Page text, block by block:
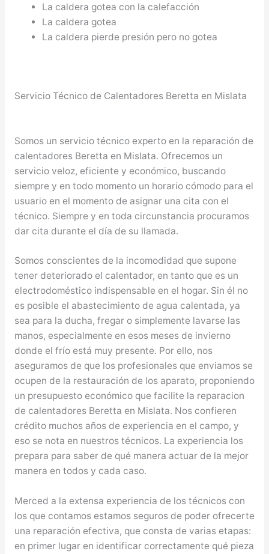
La caldera gotea con la calefacción
La caldera gotea
La caldera pierde presión pero no gotea
Servicio Técnico de Calentadores Beretta en Mislata
Somos un servicio técnico experto en la reparación de
calentadores Beretta en Mislata. Ofrecemos un
servicio veloz, eficiente y económico, buscando
siempre y en todo momento un horario cómodo para el
usuario en el momento de asignar una cita con el
técnico. Siempre y en toda circunstancia procuramos
dar cita durante el día de su llamada.
Somos conscientes de la incomodidad que supone
tener deteriorado el calentador, en tanto que es un
electrodoméstico indispensable en el hogar. Sin él no
es posible el abastecimiento de agua calentada, ya
sea para la ducha, fregar o simplemente lavarse las
manos, especialmente en esos meses de invierno
donde el frío está muy presente. Por ello, nos
aseguramos de que los profesionales que enviamos se
ocupen de la restauración de los aparato, proponiendo
un presupuesto económico que facilite la reparacion
de calentadores Beretta en Mislata. Nos confieren
crédito muchos años de experiencia en el campo, y
eso se nota en nuestros técnicos. La experiencia los
prepara para saber de qué manera actuar de la mejor
manera en todos y cada caso.
Merced a la extensa experiencia de los técnicos con
los que contamos estamos seguros de poder ofrecerte
una reparación efectiva, que consta de varias etapas:
en primer lugar en identificar correctamente qué pieza